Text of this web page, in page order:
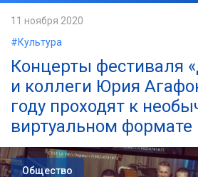
11 ноября 2020
#Культура
Концерты фестиваля
и коллеги Юрия
году проходят к
виртуальном формате
Общество